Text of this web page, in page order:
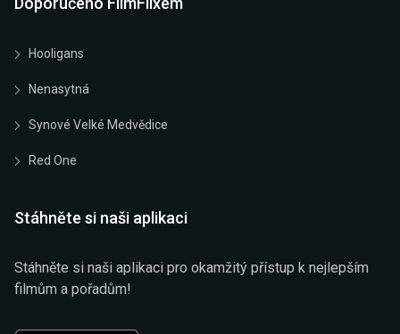
Hooligans
Nenasytná
Synové Velké Medvědice
Red One
Stáhněte si naši aplikaci
Stáhněte si naši aplikaci pro okamžitý přístup k nejlepším
filmům a pořadům!